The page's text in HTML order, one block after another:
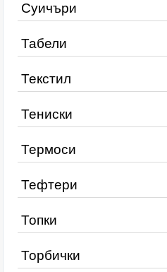
Суичъри
Табели
Текстил
Тениски
Термоси
Тефтери
Топки
Торбички